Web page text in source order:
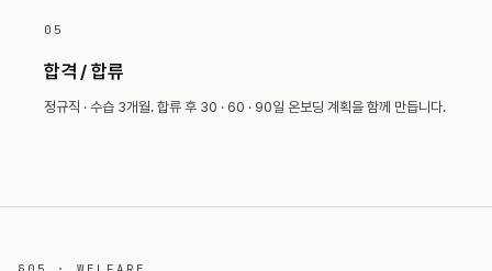
05
합격 / 합류
정규직 · 수습 3개월. 합류 후 30 · 60 · 90일 온보딩 계획을 함께 만듭니다.